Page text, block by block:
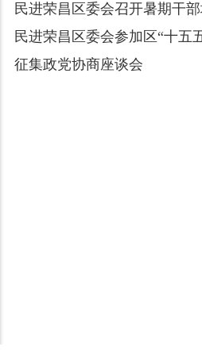
民进荣昌区委会召开暑期干
民进荣昌区委会参加区“十五
征集政党协商座谈会